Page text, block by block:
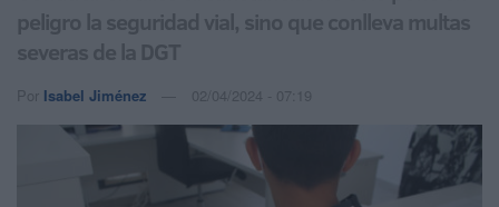
peligro la seguridad vial, sino que conlleva multas
severas de la DGT
Por Isabel Jiménez 02/04/2024 - 07:19